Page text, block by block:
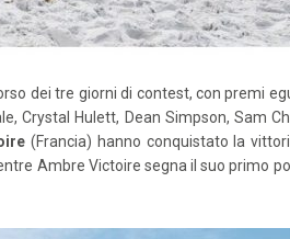
dei tre giorni di contest, con premi
Crystal Hulett, Dean Simpson, Sam
(Francia) hanno conquistato la
Ambre Victoire segna il suo primo